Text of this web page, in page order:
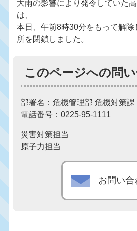
大雨の影響により発令していた
は、
本日、午前8時30分をもって解
所を閉鎖しました。
このページへの問
部署名：危機管理部 危機対策課
電話番号：0225-95-1111
災害対策担当
原子力担当
お問い合